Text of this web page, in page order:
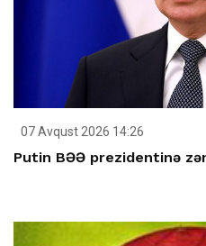
07 Avqust 2026 14:26
Putin BƏƏ prezidentinə